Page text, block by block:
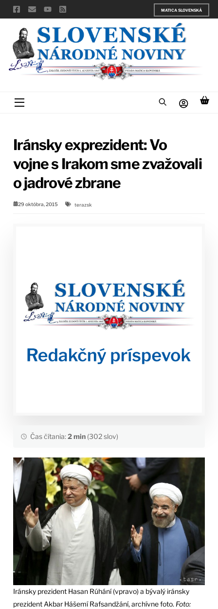
Skip
to
content
MATICA SLOVENSKÁ
Menu
Iránsky exprezident: Vo
vojne s Irakom sme zvažovali
o jadrové zbrane
29 októbra, 2015 terazsk
Čas čítania:2 min(302 slov)
Iránsky prezident Hasan Rúhání (vpravo) a bývalý iránsky
prezident Akbar Hášemí Rafsandžání, archívne foto. Foto: